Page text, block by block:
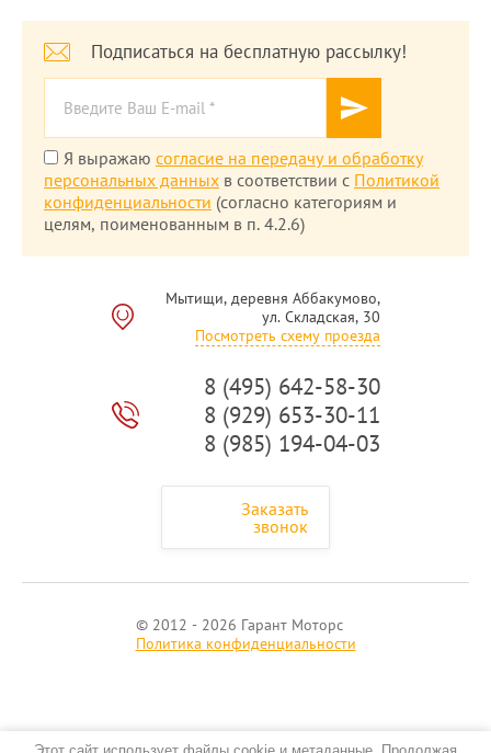
Подписаться на бесплатную рассылку!
Я выражаю согласие на передачу и обработку
персональных данных в соответствии с Политикой
конфиденциальности (согласно категориям и
целям, поименованным в п. 4.2.6)
Мытищи, деревня Аббакумово,
ул. Складская, 30
Посмотреть схему проезда
8 (495) 642-58-30
8 (929) 653-30-11
8 (985) 194-04-03
Заказать
звонок
© 2012 - 2026 Гарант Моторс
Политика конфиденциальности